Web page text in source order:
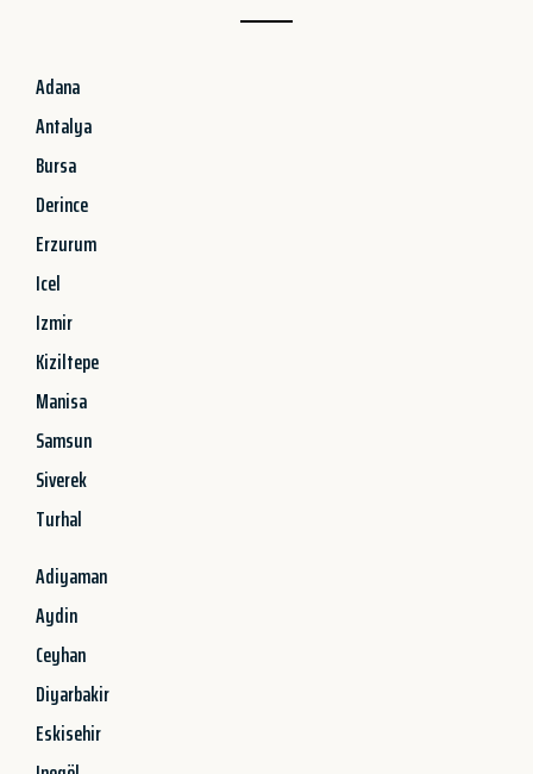
Adana
Antalya
Bursa
Derince
Erzurum
Icel
Izmir
Kiziltepe
Manisa
Samsun
Siverek
Turhal
Adiyaman
Aydin
Ceyhan
Diyarbakir
Eskisehir